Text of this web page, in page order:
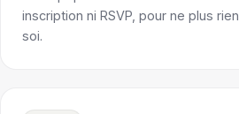
inscription ni RSVP, pour ne plus
soi.